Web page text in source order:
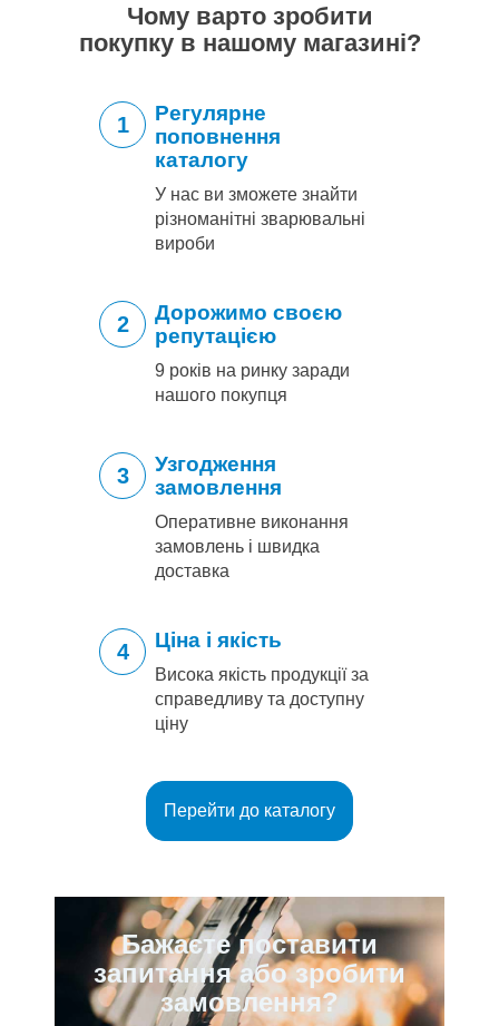
Чому варто зробити
покупку в нашому магазині?
1
Регулярне
поповнення
каталогу
У нас ви зможете знайти
різноманітні зварювальні
вироби
2
Дорожимо своєю
репутацією
9 років на ринку заради
нашого покупця
3
Узгодження
замовлення
Оперативне виконання
замовлень і швидка
доставка
4 Ціна і якість
Висока якість продукції за
справедливу та доступну
ціну
Перейти до каталогу
Бажаєте поставити
запитання або зробити
замовлення?